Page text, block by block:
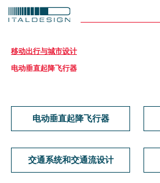
移动出行与城市设计
电动垂直起降飞行器
电动垂直起降飞行器
交通系统和交通流设计